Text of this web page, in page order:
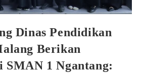
Dinas Pendidikan
Berikan
SMAN 1 Ngantang: